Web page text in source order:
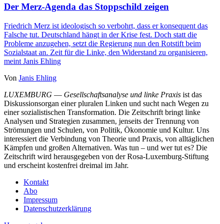
Der Merz-Agenda das Stoppschild zeigen
Friedrich Merz ist ideologisch so verbohrt, dass er konsequent das
Falsche tut. Deutschland hängt in der Krise fest. Doch statt die
Probleme anzugehen, setzt die Regierung nun den Rotstift beim
Sozialstaat an. Zeit für die Linke, den Widerstand zu organisieren,
meint Janis Ehling
Von Janis Ehling
LUXEMBURG — Gesellschaftsanalyse und linke Praxis ist das
Diskussionsorgan einer pluralen Linken und sucht nach Wegen zu
einer sozialistischen Transformation. Die Zeitschrift bringt linke
Analysen und Strategien zusammen, jenseits der Trennung von
Strömungen und Schulen, von Politik, Ökonomie und Kultur. Uns
interessiert die Verbindung von Theorie und Praxis, von alltäglichen
Kämpfen und großen Alternativen. Was tun – und wer tut es? Die
Zeitschrift wird herausgegeben von der Rosa-Luxemburg-Stiftung
und erscheint kostenfrei dreimal im Jahr.
Kontakt
Abo
Impressum
Datenschutzerklärung